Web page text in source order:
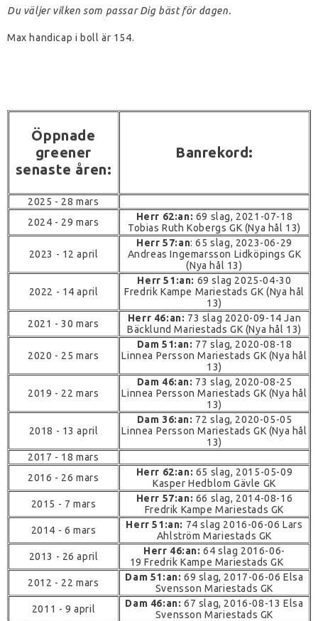
Du väljer vilken som passar Dig bäst för dagen.
Max handicap i boll är 154.
Öppnade
greener
senaste åren:
Banrekord:
2025 - 28 mars
2024 - 29 mars
Herr 62:an: 69 slag, 2021-07-18
Tobias Ruth Kobergs GK (Nya hål 13)
2023 - 12 april
Herr 57:an: 65 slag, 2023-06-29
Andreas Ingemarsson Lidköpings GK
(Nya hål 13)
2022 - 14 april
Herr 51:an: 69 slag 2025-04-30
Fredrik Kampe Mariestads GK (Nya hål
13)
2021 - 30 mars
Herr 46:an: 73 slag 2020-09-14 Jan
Bäcklund Mariestads GK (Nya hål 13)
2020 - 25 mars
Dam 51:an: 77 slag, 2020-08-18
Linnea Persson Mariestads GK (Nya hål
13)
2019 - 22 mars
Dam 46:an: 73 slag, 2020-08-25
Linnea Persson Mariestads GK (Nya hål
13)
2018 - 13 april
Dam 36:an: 72 slag, 2020-05-05
Linnea Persson Mariestads GK (Nya hål
13)
2017 - 18 mars
2016 - 26 mars
Herr 62:an: 65 slag, 2015-05-09
Kasper Hedblom Gävle GK
2015 - 7 mars
Herr 57:an: 66 slag, 2014-08-16
Fredrik Kampe Mariestads GK
2014 - 6 mars
Herr 51:an: 74 slag 2016-06-06 Lars
Ahlström Mariestads GK
2013 - 26 april
Herr 46:an:64 slag 2016-06-
19 Fredrik Kampe Mariestads GK
2012 - 22 mars
Dam 51:an: 69 slag, 2017-06-06 Elsa
Svensson Mariestads GK
2011 - 9 april
Dam 46:an:67 slag, 2016-08-13 Elsa
Svensson Mariestads GK